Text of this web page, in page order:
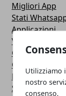
Utilizziamo
nostro
consenso.
Migliori App
Stati
Applicazioni
Viaggi
Galaxy Note 5
Google Play
Fotografia
Stile di vita